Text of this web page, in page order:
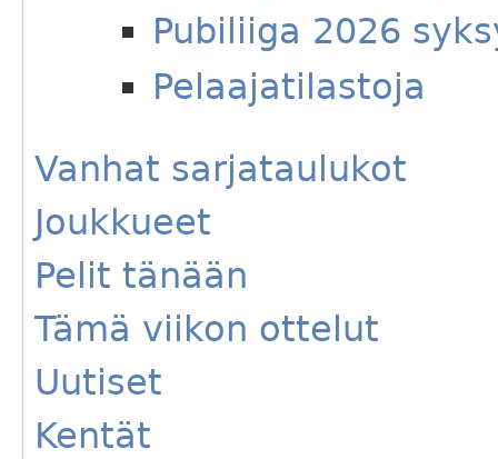
Pubiliiga 2026
Pelaajatilastoja
Vanhat sarjataulukot
Joukkueet
Pelit tänään
Tämä viikon ottelut
Uutiset
Kentät